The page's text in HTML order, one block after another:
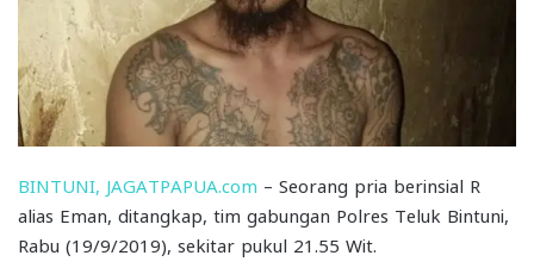
BINTUNI, JAGATPAPUA.com – Seorang pria berinsial R
alias Eman, ditangkap, tim gabungan Polres Teluk Bintuni,
Rabu (19/9/2019), sekitar pukul 21.55 Wit.